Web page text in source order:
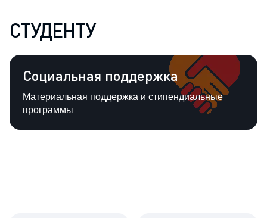
СТУДЕНТУ
Социальная поддержка
Материальная поддержка и стипендиальные
программы